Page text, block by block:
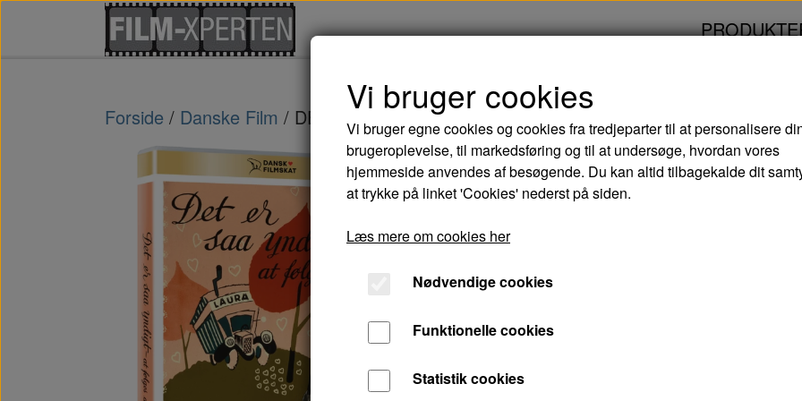
Forside Danske Film DET ER SÅ YNDIGT AT FØLGES AD - DVD
DET ER SÅ
- DVD
44,00 kr.
Hvem bestemmer, hvor skabet skal stå i et
Vi bruger cookies
Vi bruger egne cookies og cookies fra tredjeparter til at personalisere
brugeroplevelse, til markedsføring og til at undersøge, hvordan vores
hjemmeside anvendes af besøgende. Du kan altid tilbagekalde dit
at trykke på linket 'Cookies' nederst på siden.
Læs mere om cookies her
Nødvendige cookies
Funktionelle cookies
Statistik cookies